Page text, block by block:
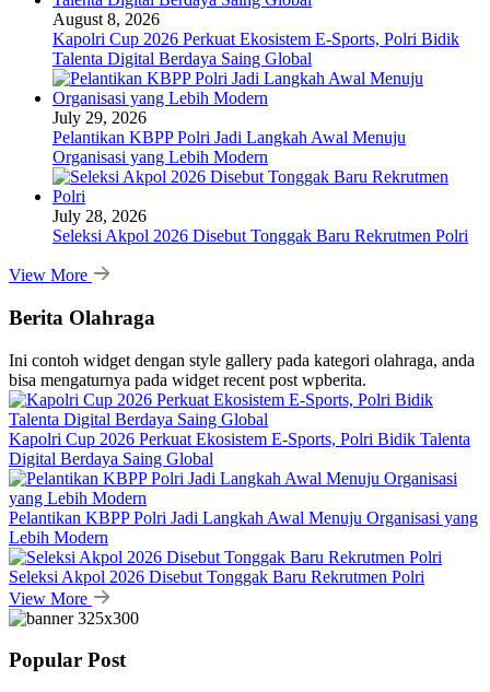
August 8, 2026
Kapolri Cup 2026 Perkuat Ekosistem E-Sports, Polri Bidik
Talenta Digital Berdaya Saing Global
July 29, 2026
Pelantikan KBPP Polri Jadi Langkah Awal Menuju
Organisasi yang Lebih Modern
July 28, 2026
Seleksi Akpol 2026 Disebut Tonggak Baru Rekrutmen Polri
View More
Berita Olahraga
Ini contoh widget dengan style gallery pada kategori olahraga, anda
bisa mengaturnya pada widget recent post wpberita.
Kapolri Cup 2026 Perkuat Ekosistem E-Sports, Polri Bidik Talenta
Digital Berdaya Saing Global
Pelantikan KBPP Polri Jadi Langkah Awal Menuju Organisasi yang
Lebih Modern
Seleksi Akpol 2026 Disebut Tonggak Baru Rekrutmen Polri
View More
Popular Post